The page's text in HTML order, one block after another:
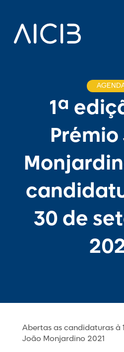
1ª
30 de
Abertas as candidaturas à
João Monjardino 2021